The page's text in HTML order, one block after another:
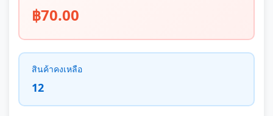
฿70.00
สินค้าคงเหลือ
12